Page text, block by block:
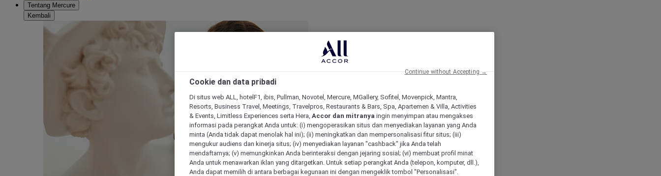
Tentang Mercure
Kembali
Cookie dan data pribadi
Di situs web ALL, hotelF1, ibis, Pullman, Novotel, Mercure, MGallery, Sofitel, Movenpick, Mantra,
Resorts, Business Travel, Meetings, Travelpros, Restaurants & Bars, Spa, Apartemen & Villa, Activities
& Events, Limitless Experiences serta Hera, Accor dan mitranya ingin menyimpan atau mengakses
informasi pada perangkat Anda untuk: (i) mengoperasikan situs dan menyediakan layanan yang Anda
minta (Anda tidak dapat menolak hal ini); (ii) meningkatkan dan mempersonalisasi fitur situs; (iii)
mengukur audiens dan kinerja situs; (iv) menyediakan layanan "cashback" jika Anda telah
mendaftarnya; (v) memungkinkan Anda berinteraksi dengan jejaring sosial; (vi) membuat profil minat
Anda untuk menawarkan iklan yang ditargetkan. Untuk setiap perangkat Anda (telepon, komputer, dll.),
Anda dapat memilih di antara berbagai kegunaan ini dengan mengeklik tombol "Personalisasi".
Continue without Accepting →